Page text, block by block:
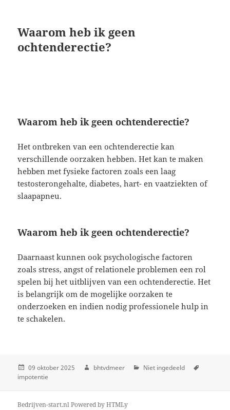
Waarom heb ik geen
ochtenderectie?
Waarom heb ik geen ochtenderectie?
Het ontbreken van een ochtenderectie kan
verschillende oorzaken hebben. Het kan te maken
hebben met fysieke factoren zoals een laag
testosterongehalte, diabetes, hart- en vaatziekten of
slaapapneu.
Waarom heb ik geen ochtenderectie?
Daarnaast kunnen ook psychologische factoren
zoals stress, angst of relationele problemen een rol
spelen bij het uitblijven van een ochtenderectie. Het
is belangrijk om de mogelijke oorzaken te
onderzoeken en indien nodig professionele hulp in
te schakelen.
09 oktober 2025 bhtvdmeer
Niet ingedeeld
impotentie
Bedrijven-start.nl Powered byHTMLy